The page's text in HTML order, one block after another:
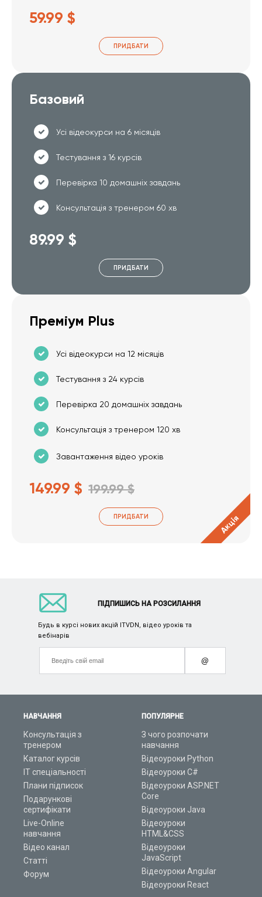
59.99 $
ПРИДБАТИ
Базовий
Усі відеокурси на 6 місяців
Тестування з 16 курсів
Перевірка 10 домашніх завдань
Консультація з тренером 60 хв
89.99 $
ПРИДБАТИ
Преміум Plus
Усі відеокурси на 12 місяців
Тестування з 24 курсів
Перевірка 20 домашніх завдань
Консультація з тренером 120 хв
Завантаження відео уроків
149.99 $ 199.99 $
ПРИДБАТИ Акція
НАВЧАННЯ
Консультація з
тренером
Каталог курсів
ІТ спеціальності
Плани підписок
Подарункові
сертифікати
Live-Online
навчання
Відео канал
Статті
Форум
ПОПУЛЯРНЕ
З чого розпочати
навчання
Відеоуроки Python
Відеоуроки C#
Відеоуроки ASP.NET
Core
Відеоуроки Java
Відеоуроки
HTML&CSS
Відеоуроки
JavaScript
Відеоуроки Angular
Відеоуроки React
ПІДПИШИСЬ НА РОЗСИЛАННЯ
Будь в курсі нових акцій ITVDN, відео уроків та
вебінарів
@